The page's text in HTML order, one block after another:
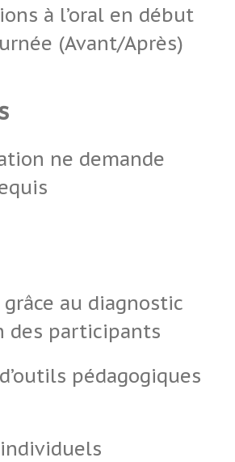
à l’oral en début
(Avant/Après)
ne demande
au diagnostic
des participants
pédagogiques